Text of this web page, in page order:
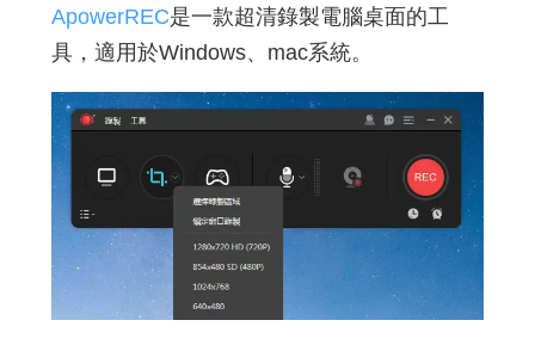
ApowerREC是一款超清錄製電腦桌面的工
具，適用於Windows、mac系統。